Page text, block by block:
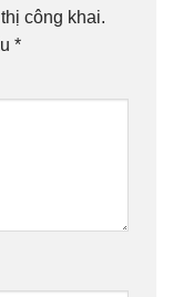
công khai.
*